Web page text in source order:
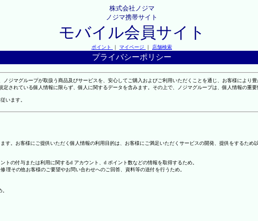
株式会社ノジマ
ノジマ携帯サイト
モバイル会員サイト
ポイント ｜ マイページ ｜ 店舗検索
プライバシーポリシー
ジマグループが取扱う商品及びサービスを、安心してご購入およびご利用いただくことを通じ、お客様により
されている個人情報に限らず、個人に関するデータを含みます。その上で、ノジマグループは、個人情報の重
います。
。お客様にご提供いただく個人情報の利用目的は、お客様にご満足いただくサービスの開発、提供をするため
の付与または利用に関するd アカウント、d ポイント数などの情報を取得するため。
その他お客様のご要望やお問い合わせへのご回答、資料等の送付を行うため。